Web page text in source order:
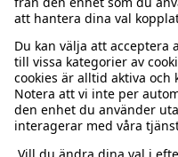
Kundservice
Vanliga frågor
Beställning & retur
Kontakta oss
Kappahl Club
Logga in
Kappahl Club
Medlemsvillkor
Om oss
Om Kappahl Group
Villkor & policy
Köpvillkor Sverige
Mer från oss